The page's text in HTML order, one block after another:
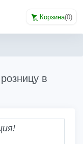
Корзина(0)
в